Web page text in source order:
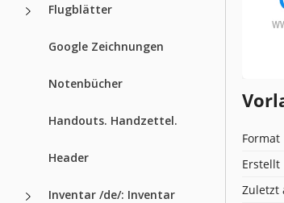
Flugblätter
Google Zeichnungen
Notenbücher
Handouts. Handzettel.
Header
Inventar /de/: Inventar
Format
Erstellt
Zuletzt